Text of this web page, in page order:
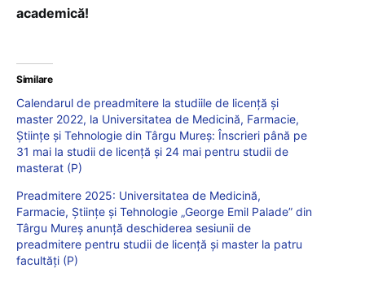
academică!
Similare
Calendarul de preadmitere la studiile de licență și
master 2022, la Universitatea de Medicină, Farmacie,
Științe și Tehnologie din Târgu Mureș: Înscrieri până pe
31 mai la studii de licență și 24 mai pentru studii de
masterat (P)
Preadmitere 2025: Universitatea de Medicină,
Farmacie, Științe și Tehnologie „George Emil Palade” din
Târgu Mureș anunță deschiderea sesiunii de
preadmitere pentru studii de licență și master la patru
facultăți (P)